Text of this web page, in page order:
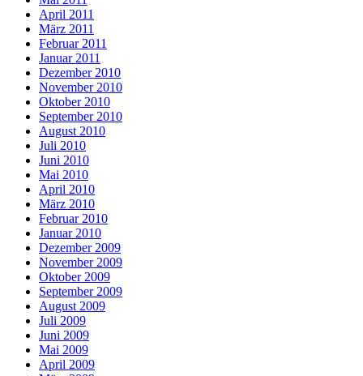
April 2011
März 2011
Februar 2011
Januar 2011
Dezember 2010
November 2010
Oktober 2010
September 2010
August 2010
Juli 2010
Juni 2010
Mai 2010
April 2010
März 2010
Februar 2010
Januar 2010
Dezember 2009
November 2009
Oktober 2009
September 2009
August 2009
Juli 2009
Juni 2009
Mai 2009
April 2009